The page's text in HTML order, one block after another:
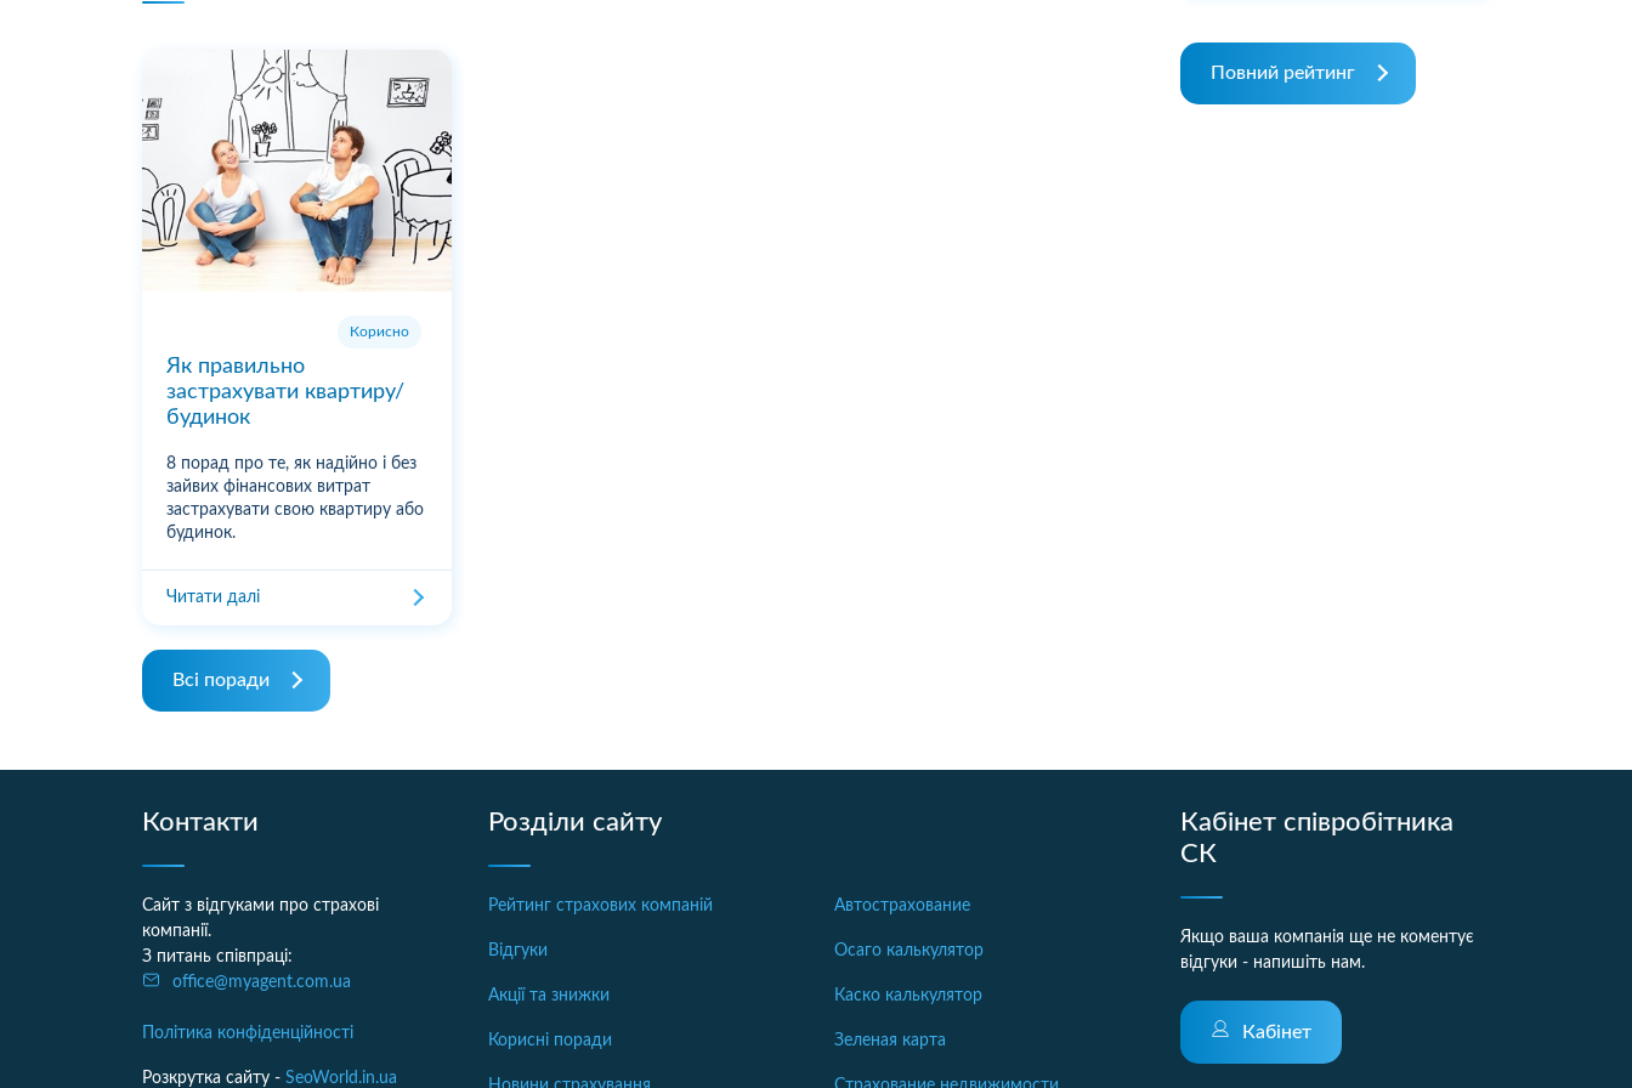
Корисно
Як правильно
застрахувати квартиру/
будинок
8 порад про те, як надійно і без
зайвих фінансових витрат
застрахувати свою квартиру або
будинок.
Читати далі
Всі поради
Повний рейтинг
Контакти
Сайт з відгуками про страхові
компанії.
З питань співпраці:
office@myagent.com.ua
Політика конфіденційності
Розкрутка сайту - SeoWorld.in.ua
Розділи сайту
Рейтинг страхових компаній
Відгуки
Акції та знижки
Корисні поради
Автострахование
Осаго калькулятор
Каско калькулятор
Зеленая карта
Кабінет співробітника
СК
Якщо ваша компанія ще не коментує
відгуки - напишіть нам.
Кабінет